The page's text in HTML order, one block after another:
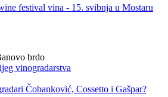
festival vina - 15. svibnja u Mostaru
vinogradarstva
Čobanković, Cossetto i Gašpar?